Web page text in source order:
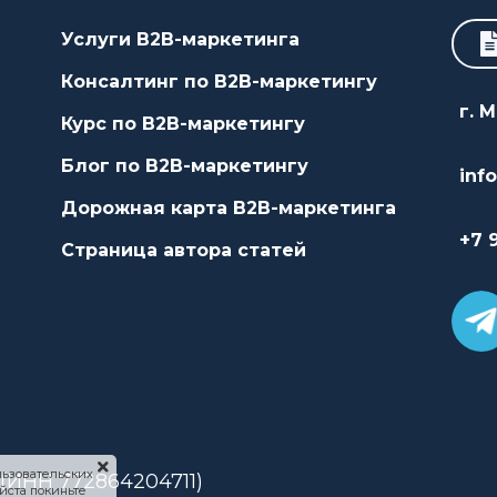
Услуги B2B-маркетинга
Консалтинг по B2B-маркетингу
Курс по B2B-маркетингу
Блог по B2B-маркетингу
Дорожная карта B2B-маркетинга
Страница автора статей
г.
+7
772864204711)
покиньте